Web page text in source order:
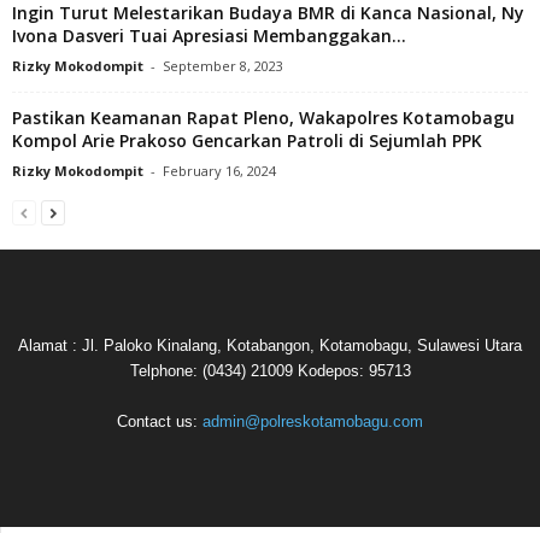
Ingin Turut Melestarikan Budaya BMR di Kanca Nasional, Ny
Ivona Dasveri Tuai Apresiasi Membanggakan...
Rizky Mokodompit - September 8, 2023
Pastikan Keamanan Rapat Pleno, Wakapolres Kotamobagu
Kompol Arie Prakoso Gencarkan Patroli di Sejumlah PPK
Rizky Mokodompit - February 16, 2024
Alamat : Jl. Paloko Kinalang, Kotabangon, Kotamobagu, Sulawesi Utara
Telphone: (0434) 21009 Kodepos: 95713
Contact us: admin@polreskotamobagu.com